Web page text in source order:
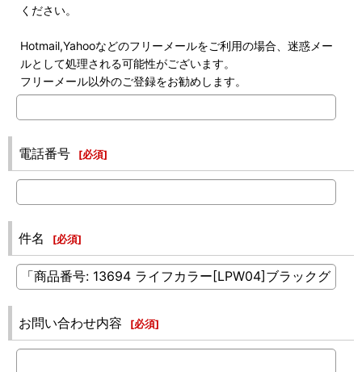
ください。
Hotmail,Yahooなどのフリーメールをご利用の場合、迷惑メー
ルとして処理される可能性がございます。
フリーメール以外のご登録をお勧めします。
電話番号 [必須]
件名 [必須]
お問い合わせ内容 [必須]